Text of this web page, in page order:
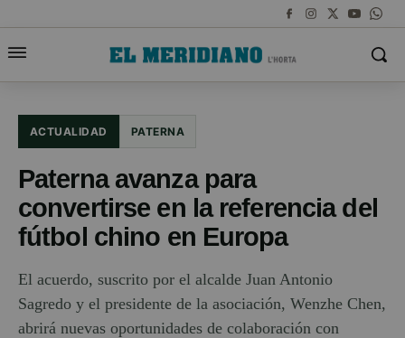
ACTUALIDAD PATERNA
Paterna avanza para
convertirse en la referencia del
fútbol chino en Europa
El acuerdo, suscrito por el alcalde Juan Antonio
Sagredo y el presidente de la asociación, Wenzhe Chen,
abrirá nuevas oportunidades de colaboración con